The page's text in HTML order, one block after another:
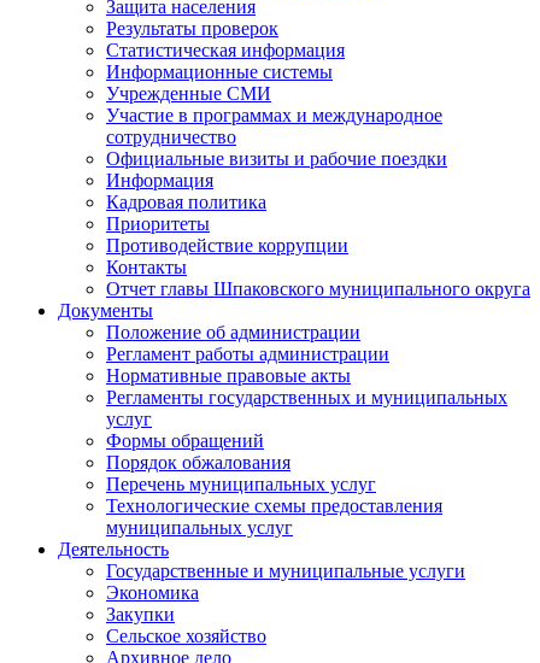
Защита населения
Результаты проверок
Статистическая информация
Информационные системы
Учрежденные СМИ
Участие в программах и международное
сотрудничество
Официальные визиты и рабочие поездки
Информация
Кадровая политика
Приоритеты
Противодействие коррупции
Контакты
Отчет главы Шпаковского муниципального округа
Документы
Положение об администрации
Регламент работы администрации
Нормативные правовые акты
Регламенты государственных и муниципальных
услуг
Формы обращений
Порядок обжалования
Перечень муниципальных услуг
Технологические схемы предоставления
муниципальных услуг
Деятельность
Государственные и муниципальные услуги
Экономика
Закупки
Сельское хозяйство
Архивное дело